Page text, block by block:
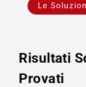
Le
Risultati
Provati